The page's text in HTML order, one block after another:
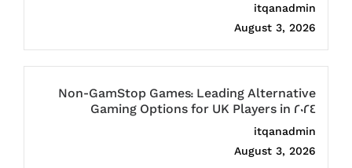
itqanadmin
August 3, 2026
Non-GamStop Games: Leading Alternative
Gaming Options for UK Players in 2024
itqanadmin
August 3, 2026